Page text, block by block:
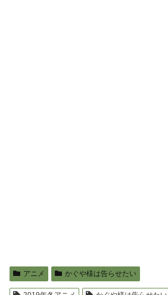
アニメ かぐや様は告らせたい